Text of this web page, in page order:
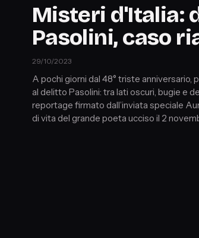
Misteri d'Italia:
Pasolini, caso
29/10/2023
A pochi giorni dal 48° triste anniversario,
al delitto Pasolini: tra lati oscuri, bugie e
reportage firmato dall’inviata speciale
di vita del grande poeta ucciso il 2